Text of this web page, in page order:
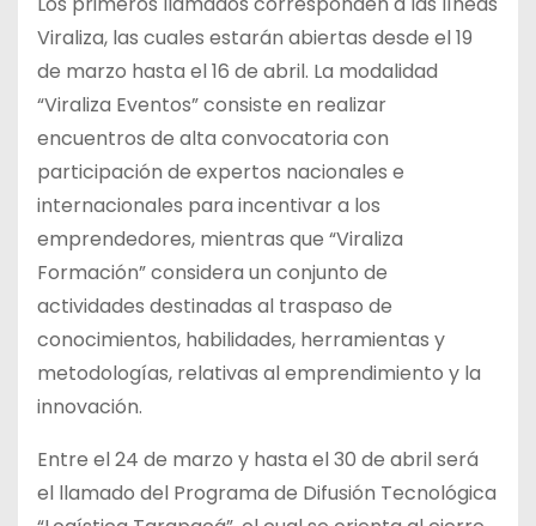
Viraliza, las cuales estarán abiertas desde el 19
de marzo hasta el 16 de abril. La modalidad
“Viraliza Eventos” consiste en realizar
encuentros de alta convocatoria con
participación de expertos nacionales e
internacionales para incentivar a los
emprendedores, mientras que “Viraliza
Formación” considera un conjunto de
actividades destinadas al traspaso de
conocimientos, habilidades, herramientas y
metodologías, relativas al emprendimiento y la
innovación.
Entre el 24 de marzo y hasta el 30 de abril será
el llamado del Programa de Difusión Tecnológica